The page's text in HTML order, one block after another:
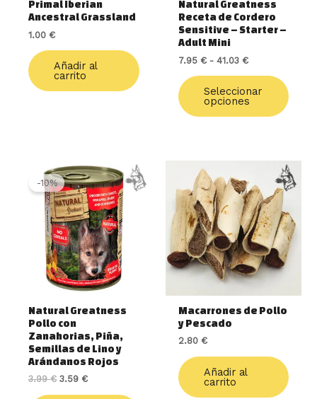
Primal Iberian
Ancestral Grassland
1.00 €
Añadir al
carrito
Natural Greatness
Receta de Cordero
Sensitive – Starter –
Adult Mini
7.95 € - 41.03 €
Seleccionar
opciones
-10%
Natural Greatness
Pollo con
Zanahorias, Piña,
Semillas de Lino y
Arándanos Rojos
3.99€
El
precio
original
era:
3.99 €.
3.59 €
El
precio
actual
es:
3.59 €.
Macarrones de Pollo
y Pescado
2.80 €
Añadir al
carrito